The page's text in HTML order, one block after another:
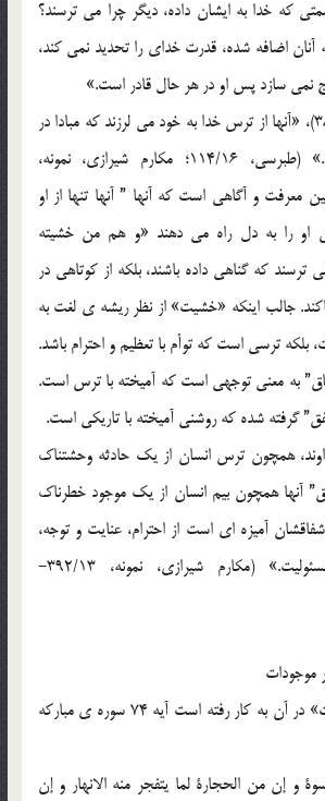
که خدا به ایشان داده، دیگر چرا می ترسند؟
اضافه شده، قدرت خدای را تحدید نمی کند،
نمی سازد پس او در هر حال قادر است.»
(طباطبایی، 389/14-388)، «آنها از ترس خدا به خود می لرزند که مبادا در
عبادتش تقصیری کنند.» (طبرسی، 114/16؛ مکارم شیرازی، نمونه،
همین معرفت و آگاهی است که آنها ” آنها تنها از او
او را به دل راه می دهند «و هم من خشیته
ترسند که گناهی داده باشند، بلکه از کوتاهی در
جالب اینکه «خشیت» از نظر ریشه ی لغت به
ترسی است که توأم با تعظیم و احترام باشد.
به معنی توجهی است که آمیخته با ترس است.
گرفته شده که روشنی آمیخته با تاریکی است.
همچون ترس انسان از یک حادثه وحشتناک
آنها همچون بیم انسان از یک موجود خطرناک
آمیزه ای است از احترام، عنایت و توجه،
معرفت و احساس مسئولیت.» (مکارم شیرازی، نمونه، 392/13-
اولین آیه ای که «خشیت» در آن به کار رفته است آیه 74 سوره ی مبارکه
و إن من الحجارة لما یتفجر منه الانهار و إن